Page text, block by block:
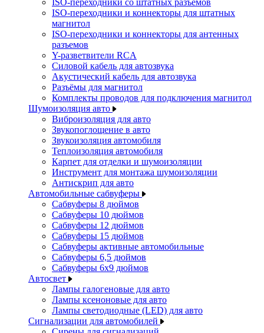
ISO-переходники со штатных разъемов
ISO-переходники и коннекторы для штатных
магнитол
ISO-переходники и коннекторы для антенных
разъемов
Y-разветвители RCA
Силовой кабель для автозвука
Акустический кабель для автозвука
Разъёмы для магнитол
Комплекты проводов для подключения магнитол
Шумоизоляция авто
Виброизоляция для авто
Звукопоглощение в авто
Звукоизоляция автомобиля
Теплоизоляция автомобиля
Карпет для отделки и шумоизоляции
Инструмент для монтажа шумоизоляции
Антискрип для авто
Автомобильные сабвуферы
Сабвуферы 8 дюймов
Сабвуферы 10 дюймов
Сабвуферы 12 дюймов
Сабвуферы 15 дюймов
Сабвуферы активные автомобильные
Сабвуферы 6,5 дюймов
Сабвуферы 6x9 дюймов
Автосвет
Лампы галогеновые для авто
Лампы ксеноновые для авто
Лампы светодиодные (LED) для авто
Сигнализации для автомобилей